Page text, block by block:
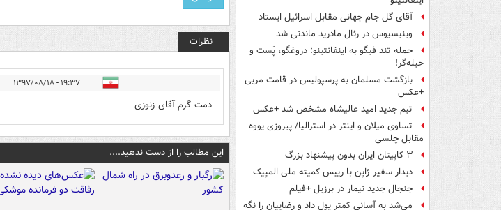
آقای گل جام جهانی مقابل اسرائیل ایستاد
وینیسیوس در رئال مادرید ماندنی شد
حمله تند فیگو به اینفانتینو: دروغگو، پَست‌ و
حیله‌گر!
بازگشت مسلمان به پرسپولیس در قامت مربی
+عکس
تیم جدید امید عالیشاه مشخص شد +عکس
تساوی میلان و اینتر در استرالیا/ پیروزی یووه
مقابل چلسی
۳ کاپیتان ایران بدون پیشنهاد بزرگ
دیدار سفیر ژاپن با رییس کمیته ملی المپیک
جنجال جدید نیمار در برزیل +فیلم
می‌شد به آسانی کمتر پول داد و رضاییان را نگه
نظرات
۱۹:۳۷ - ۱۳۹۷/۰۸/۱۸
دمت گرم آقای زنوزی
این مطالب را از دست ندهید....